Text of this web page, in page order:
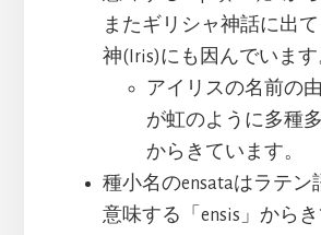
またギリシャ神話に出
神(Iris)にも因んでいます
アイリスの名前の
が虹のように多種
からきています。
種小名のensataはラテン
意味する「ensis」から